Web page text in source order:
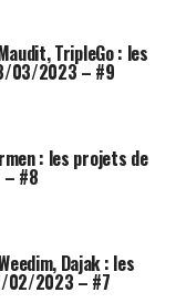
TripleGo : les
03/2023 – #9
: les projets de
#8
Dajak : les
02/2023 – #7